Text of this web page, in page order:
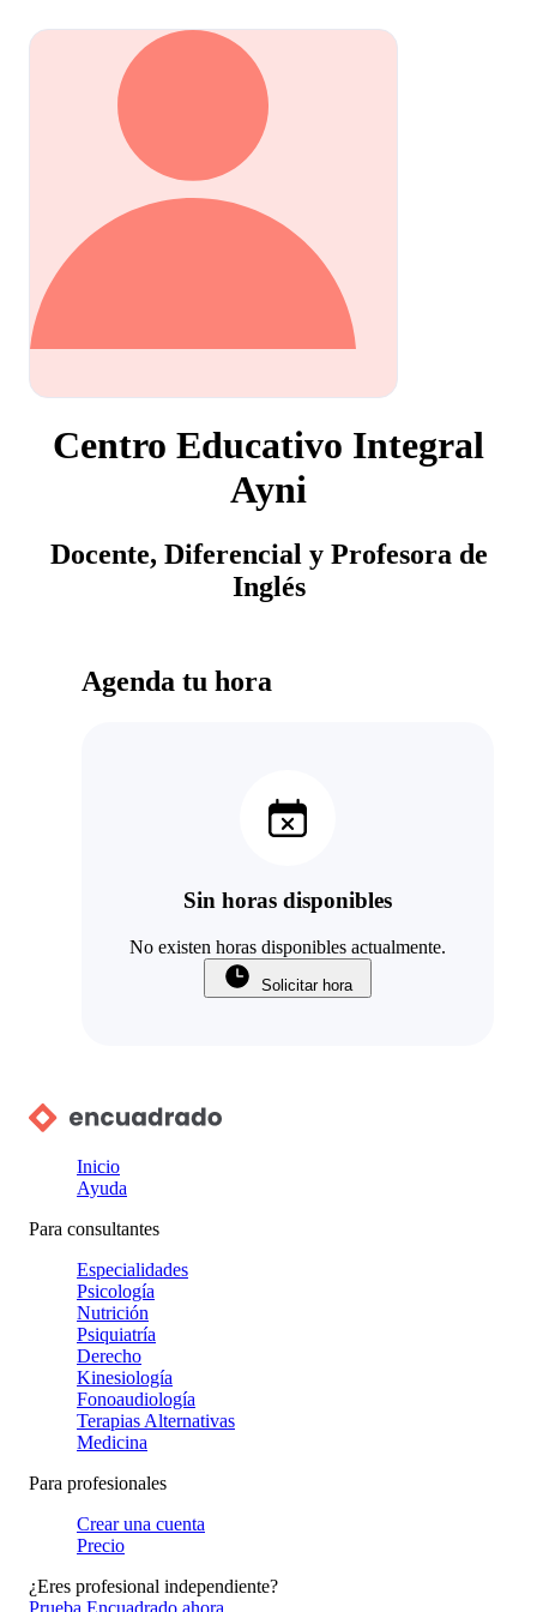
Centro Educativo Integral
Ayni
Docente, Diferencial y Profesora de
Inglés
Agenda tu hora
Sin horas disponibles
No existen horas disponibles actualmente.
Solicitar hora
Inicio
Ayuda
Para consultantes
Especialidades
Psicología
Nutrición
Psiquiatría
Derecho
Kinesiología
Fonoaudiología
Terapias Alternativas
Medicina
Para profesionales
Crear una cuenta
Precio
¿Eres profesional independiente?